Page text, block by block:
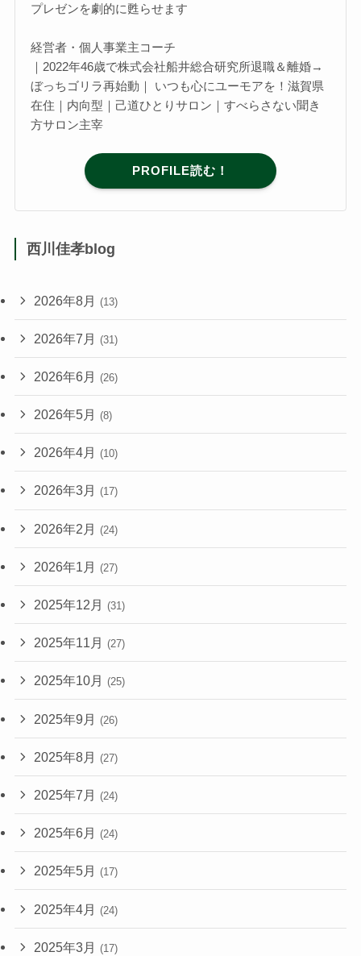
プレゼンを劇的に甦らせます
経営者・個人事業主コーチ
｜2022年46歳で株式会社船井総合研究所退職＆離婚→
ぼっちゴリラ再始動｜ いつも心にユーモアを！滋賀県
在住｜内向型｜己道ひとりサロン｜すべらさない聞き
方サロン主宰
PROFILE読む！
西川佳孝blog
2026年8月 (13)
2026年7月 (31)
2026年6月 (26)
2026年5月 (8)
2026年4月 (10)
2026年3月 (17)
2026年2月 (24)
2026年1月 (27)
2025年12月 (31)
2025年11月 (27)
2025年10月 (25)
2025年9月 (26)
2025年8月 (27)
2025年7月 (24)
2025年6月 (24)
2025年5月 (17)
2025年4月 (24)
2025年3月 (17)